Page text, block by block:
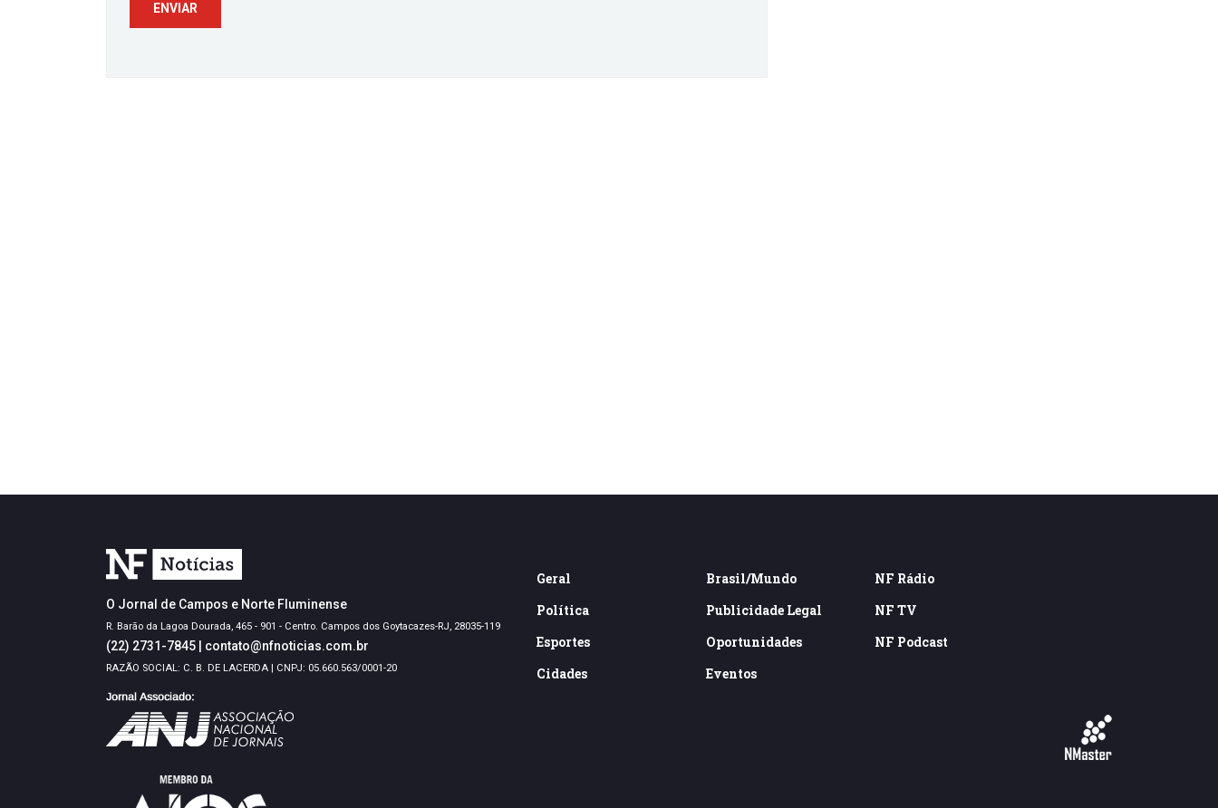
O Jornal de Campos e Norte Fluminense
R. Barão da Lagoa Dourada, 465 - 901 - Centro. Campos dos Goytacazes-RJ, 28035-119
(22) 2731-7845 | contato@nfnoticias.com.br
RAZÃO SOCIAL: C. B. DE LACERDA | CNPJ: 05.660.563/0001-20
Geral
Política
Esportes
Cidades
Brasil/Mundo
Publicidade Legal
Oportunidades
Eventos
NF Rádio
NF TV
NF Podcast